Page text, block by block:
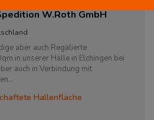
W.Roth GmbH
aber auch Regalierte
in unserer Halle in Elchingen bei
auch in Verbindung mit
Hallenfläche